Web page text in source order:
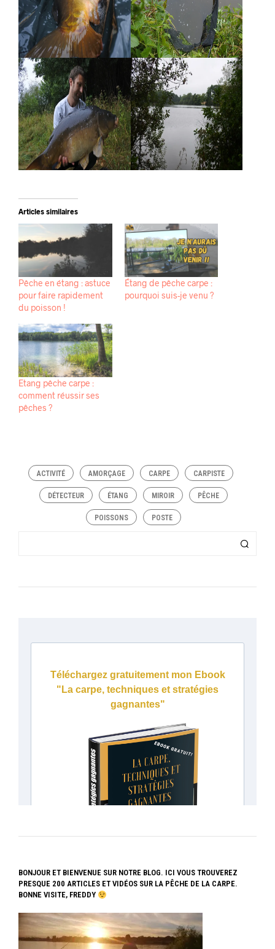
Articles similaires
Pêche en étang : astuce
pour faire rapidement
du poisson !
Étang de pêche carpe :
pourquoi suis-je venu ?
Etang pêche carpe :
comment réussir ses
pêches ?
ACTIVITÉ AMORÇAGE CARPE CARPISTE
DÉTECTEUR ÉTANG MIROIR PÊCHE
POISSONS POSTE
BONJOUR ET BIENVENUE SUR NOTRE BLOG. ICI VOUS TROUVEREZ
PRESQUE 200 ARTICLES ET VIDÉOS SUR LA PÊCHE DE LA CARPE.
BONNE VISITE, FREDDY